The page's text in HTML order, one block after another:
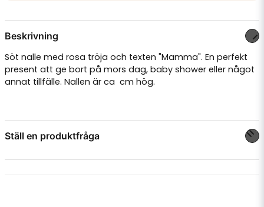
Beskrivning
Söt nalle med rosa tröja och texten "Mamma". En perfekt
present att ge bort på mors dag, baby shower eller något
annat tillfälle. Nallen är ca cm hög.
Ställ en produktfråga